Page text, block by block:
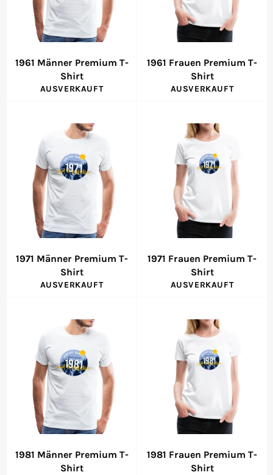
1961 Männer Premium T-
Shirt
AUSVERKAUFT
1961 Frauen Premium T-
Shirt
AUSVERKAUFT
1971 Männer Premium T-
Shirt
AUSVERKAUFT
1971 Frauen Premium T-
Shirt
AUSVERKAUFT
1981 Männer Premium T-
Shirt
1981 Frauen Premium T-
Shirt